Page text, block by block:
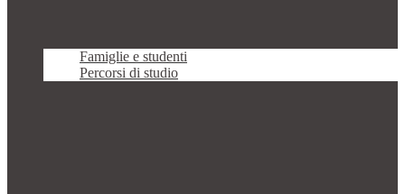
Famiglie e studenti
Percorsi di studio